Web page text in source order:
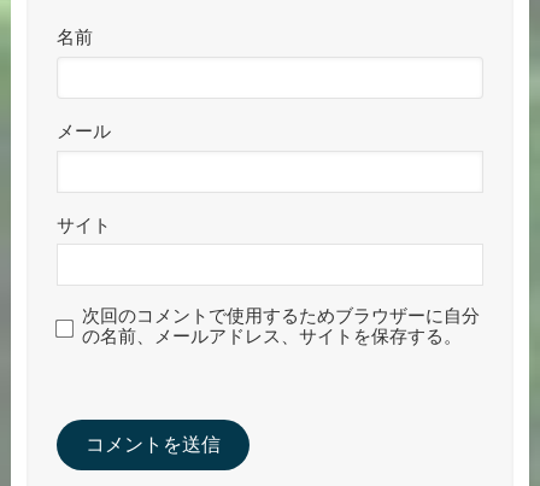
名前
メール
サイト
次回のコメントで使用するためブラウザーに自分
の名前、メールアドレス、サイトを保存する。